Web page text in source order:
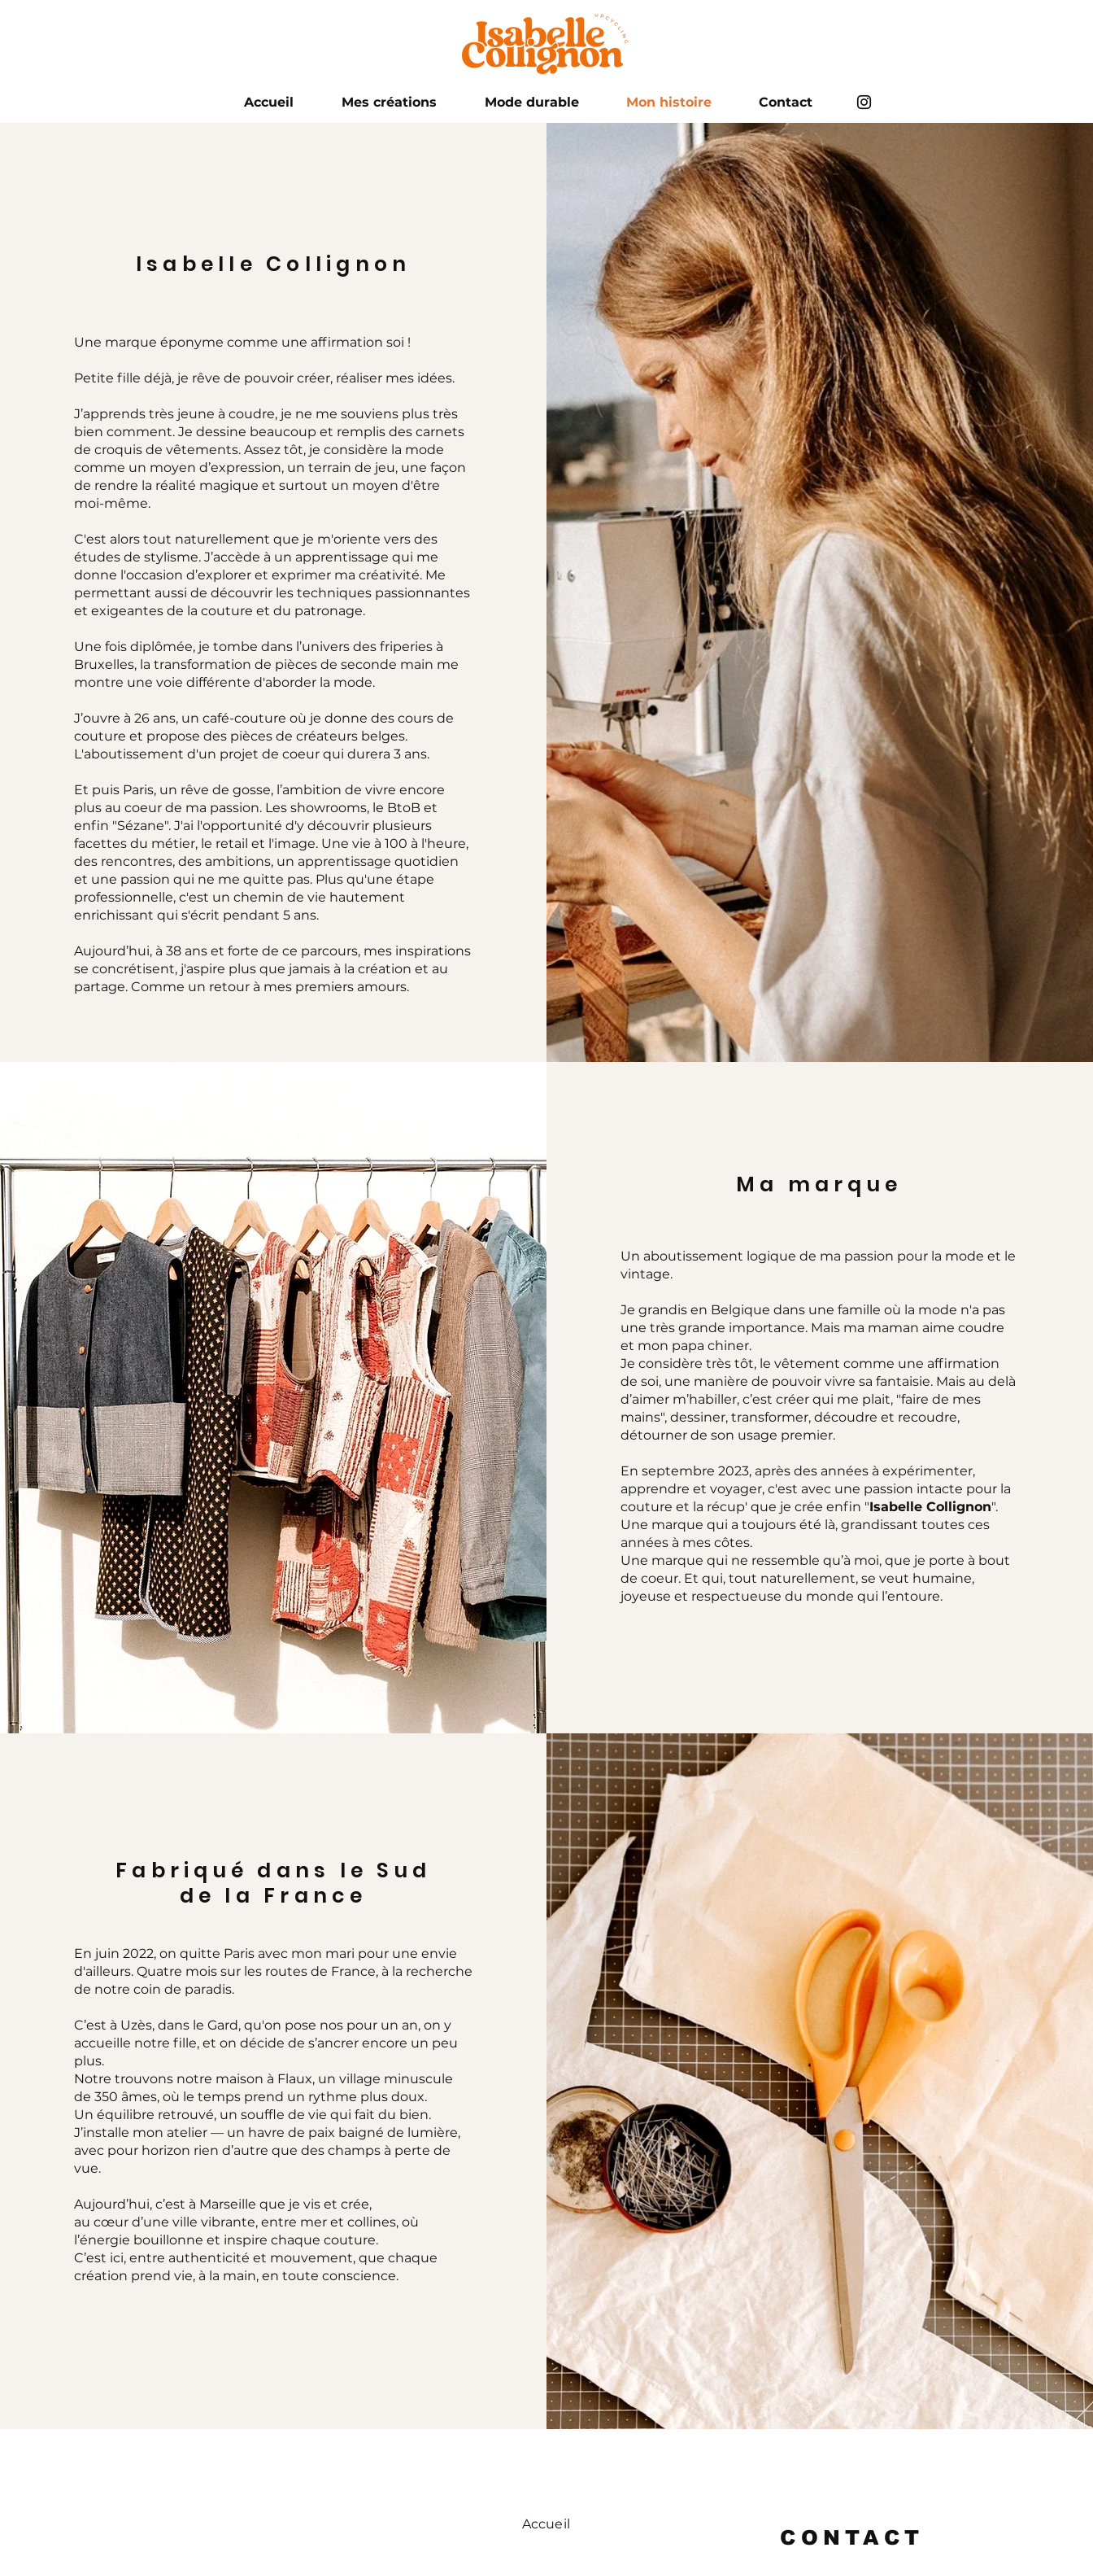
Accueil Mes créations Mode durable Mon histoire Contact
Isabelle Collignon
Une marque éponyme comme une affirmation soi !
Petite fille déjà, je rêve de pouvoir créer, réaliser mes idées.
J’apprends très jeune à coudre, je ne me souviens plus très
bien comment. Je dessine beaucoup et remplis des carnets
de croquis de vêtements. Assez tôt, je considère la mode
comme un moyen d’expression, un terrain de jeu, une façon
de rendre la réalité magique et surtout un moyen d'être
moi-même.
C'est alors tout naturellement que je m'oriente vers des
études de stylisme. J’accède à un apprentissage qui me
donne l'occasion d’explorer et exprimer ma créativité. Me
permettant aussi de découvrir les techniques passionnantes
et exigeantes de la couture et du patronage.
Une fois diplômée, je tombe dans l’univers des friperies à
Bruxelles, la transformation de pièces de seconde main me
montre une voie différente d'aborder la mode.
J’ouvre à 26 ans, un café-couture où je donne des cours de
couture et propose des pièces de créateurs belges.
L'aboutissement d'un projet de coeur qui durera 3 ans.
Et puis Paris, un rêve de gosse, l’ambition de vivre encore
plus au coeur de ma passion. Les showrooms, le BtoB et
enfin "Sézane". J'ai l'opportunité d'y découvrir plusieurs
facettes du métier, le retail et l'image. Une vie à 100 à l'heure,
des rencontres, des ambitions, un apprentissage quotidien
et une passion qui ne me quitte pas. Plus qu'une étape
professionnelle, c'est un chemin de vie hautement
enrichissant qui s'écrit pendant 5 ans.
Aujourd’hui, à 38 ans et forte de ce parcours, mes inspirations
se concrétisent, j'aspire plus que jamais à la création et au
partage. Comme un retour à mes premiers amours.
Ma marque
Un aboutissement logique de ma passion pour la mode et le
vintage.
Je grandis en Belgique dans une famille où la mode n'a pas
une très grande importance. Mais ma maman aime coudre
et mon papa chiner.
Je considère très tôt, le vêtement comme une affirmation
de soi, une manière de pouvoir vivre sa fantaisie. Mais au delà
d’aimer m’habiller, c’est créer qui me plait, "faire de mes
mains", dessiner, transformer, découdre et recoudre,
détourner de son usage premier.
En septembre 2023, après des années à expérimenter,
apprendre et voyager, c'est avec une passion intacte pour la
couture et la récup' que je crée enfin "Isabelle Collignon".
Une marque qui a toujours été là, grandissant toutes ces
années à mes côtes.
Une marque qui ne ressemble qu’à moi, que je porte à bout
de coeur. Et qui, tout naturellement, se veut humaine,
joyeuse et respectueuse du monde qui l’entoure.
Fabriqué dans le Sud
de la France
En juin 2022, on quitte Paris avec mon mari pour une envie
d'ailleurs. Quatre mois sur les routes de France, à la recherche
de notre coin de paradis.
C’est à Uzès, dans le Gard, qu'on pose nos pour un an, on y
accueille notre fille, et on décide de s’ancrer encore un peu
plus.
Notre trouvons notre maison à Flaux, un village minuscule
de 350 âmes, où le temps prend un rythme plus doux.
Un équilibre retrouvé, un souffle de vie qui fait du bien.
J’installe mon atelier — un havre de paix baigné de lumière,
avec pour horizon rien d’autre que des champs à perte de
vue.
Aujourd’hui, c’est à Marseille que je vis et crée,
au cœur d’une ville vibrante, entre mer et collines, où
l’énergie bouillonne et inspire chaque couture.
C’est ici, entre authenticité et mouvement, que chaque
création prend vie, à la main, en toute conscience.
Accueil
CONTACT